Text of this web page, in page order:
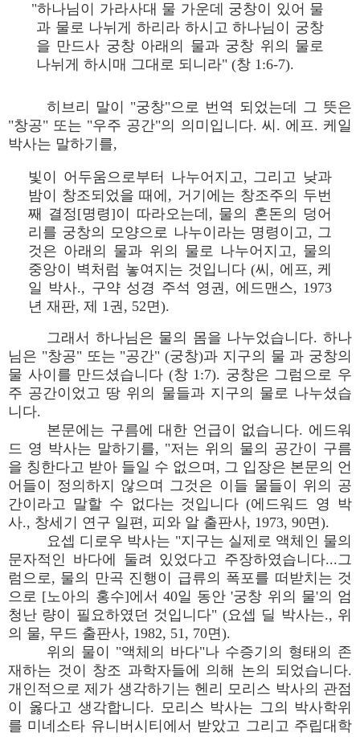
"하나님이 가라사대 물 가운데 궁창이 있어 물
과 물로 나뉘게 하리라 하시고 하나님이 궁창
을 만드사 궁창 아래의 물과 궁창 위의 물로
나뉘게 하시매 그대로 되니라" (창 1:6-7).
히브리 말이 "궁창"으로 번역 되었는데 그 뜻은
"창공" 또는 "우주 공간"의 의미입니다. 씨. 에프. 케일
박사는 말하기를,
빛이 어두움으로부터 나누어지고, 그리고 낮과
밤이 창조되었을 때에, 거기에는 창조주의 두번
째 결정[명령]이 따라오는데, 물의 혼돈의 덩어
리를 궁창의 모양으로 나누이라는 명령이고, 그
것은 아래의 물과 위의 물로 나누어지고, 물의
중앙이 벽처럼 놓여지는 것입니다 (씨, 에프, 케
일 박사., 구약 성경 주석 영권, 에드맨스, 1973
년 재판, 제 1권, 52면).
그래서 하나님은 물의 몸을 나누었습니다. 하나
님은 "창공" 또는 "공간" (궁창)과 지구의 물 과 궁창의
물 사이를 만드셨습니다 (창 1:7). 궁창은 그럼으로 우
주 공간이었고 땅 위의 물들과 지구의 물로 나누셨습
니다.
본문에는 구름에 대한 언급이 없습니다. 에드워
드 영 박사는 말하기를, "저는 위의 물의 공간이 구름
을 칭한다고 받아 들일 수 없으며, 그 입장은 본문의 언
어들이 정의하지 않으며 그것은 이들 물들이 위의 공
간이라고 말할 수 없다는 것입니다 (에드워드 영 박
사., 창세기 연구 일편, 피와 알 출판사, 1973, 90면).
요셉 디로우 박사는 "지구는 실제로 액체인 물의
문자적인 바다에 둘려 있었다고 주장하였습니다...그
럼으로, 물의 만곡 진행이 급류의 폭포를 떠받치는 것
으로 [노아의 홍수]에서 40일 동안 '궁창 위의 물'의 엄
청난 량이 필요하였던 것입니다" (요셉 딜 박사는., 위
의 물, 무드 출판사, 1982, 51, 70면).
위의 물이 "액체의 바다"나 수증기의 형태의 존
재하는 것이 창조 과학자들에 의해 논의 되었습니다.
개인적으로 제가 생각하기는 헨리 모리스 박사의 관점
이 옳다고 생각합니다. 모리스 박사는 그의 박사학위
를 미네소타 유니버시티에서 받았고 그리고 주립대학